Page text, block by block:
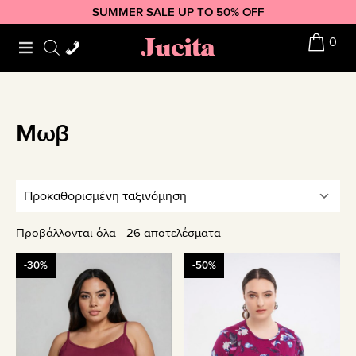
to
primary
to
main
to
footer
SUMMER SALE UP TO 50% OFF
Jucita 0
Μωβ
Προβάλλονται όλα - 26 αποτελέσματα
-30%
Αυτό
το
πολλαπλές
παραλλαγές.
-50%
Αυτό
το
πολλαπλές
παραλλαγές.